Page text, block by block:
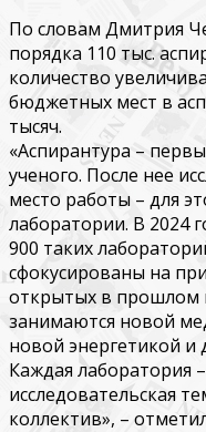
По словам Дмитрия
порядка 110 тыс.
количество
бюджетных мест в
тысяч.
«Аспирантура –
ученого. После нее
место работы – для
лаборатории. В 2024
900 таких
сфокусированы на
открытых в прошлом
занимаются новой
новой энергетикой
Каждая лаборатория
исследовательская
коллектив», –